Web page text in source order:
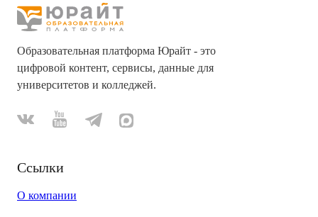
Образовательная платформа Юрайт - это
цифровой контент, сервисы, данные для
университетов и колледжей.
Ссылки
О компании